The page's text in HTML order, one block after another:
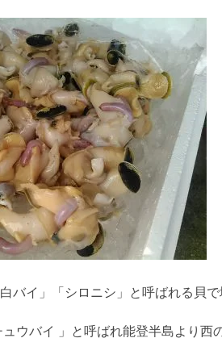
バイ」「シロニシ」と呼ばれる貝
ウバイ 」と呼ばれ能登半島より西